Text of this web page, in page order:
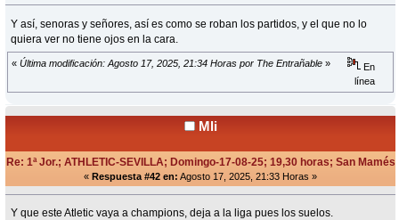
Y así, senoras y señores, así es como se roban los partidos, y el que no lo
quiera ver no tiene ojos en la cara.
« Última modificación: Agosto 17, 2025, 21:34 Horas por The Entrañable »
En
línea
Mli
Re: 1ª Jor.; ATHLETIC-SEVILLA; Domingo-17-08-25; 19,30 horas; San Mamés
« Respuesta #42 en: Agosto 17, 2025, 21:33 Horas »
Y que este Atletic vaya a champions, deja a la liga pues los suelos.